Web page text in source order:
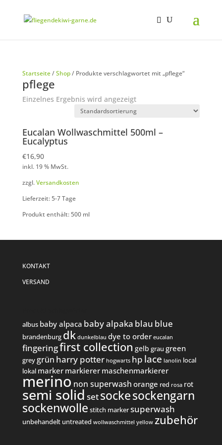
Startseite/Shop/ Produkte verschlagwortet mit „pflege“
pflege
Einzelnes Ergebnis wird angezeigt
Eucalan Wollwaschmittel 500ml –
Eucalyptus
€16,90
inkl. 19 % MwSt.
zzgl.Versandkosten
Lieferzeit: 5-7 Tage
Produkt enthält: 500 ml
KONTAKT
VERSAND
albus baby alpaca baby alpaka blau blue
brandenburg dk dunkelblau dye to order eucalan
fingeringfirst collection gelb grau green
greygrün harry potter hogwarts hp lace lanolin local
lokal marker markierer maschenmarkierer
merino non superwash orange red rosa rot
semi solid setsockesockengarn
sockenwolle stitch markersuperwash
unbehandelt untreated wollwaschmittel yellow zubehör